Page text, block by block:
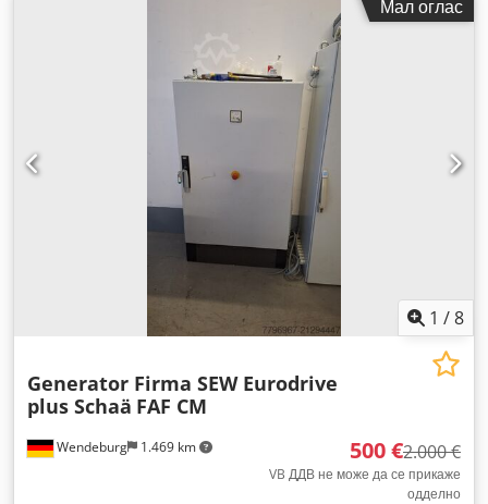
Мал оглас
1 /8
Wendeburg 1.469 km
Generator Firma SEW Eurodrive
plus Schaä FAF CM
500 €2.000 €
VB ДДВ не може да се прикаже
одделно